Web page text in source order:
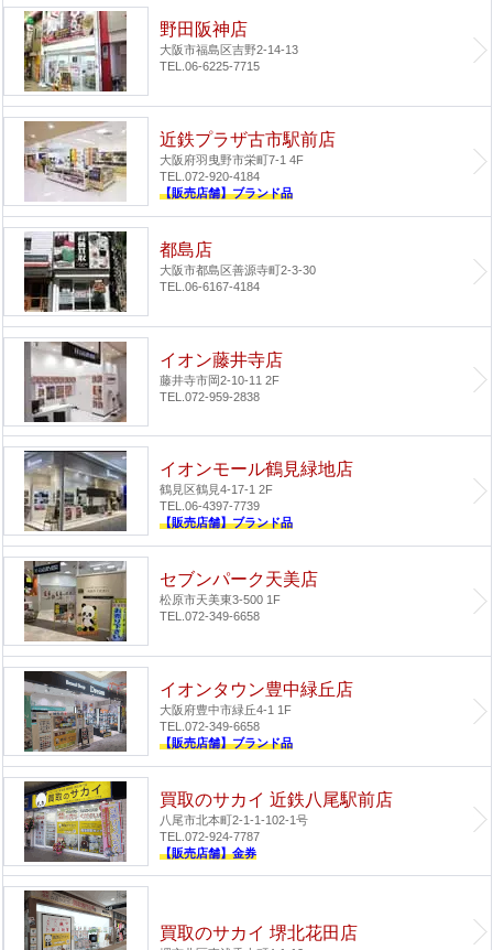
野田阪神店
大阪市福島区吉野2-14-13
TEL.06-6225-7715
近鉄プラザ古市駅前店
大阪府羽曳野市栄町7-1 4F
TEL.072-920-4184
【販売店舗】ブランド品
都島店
大阪市都島区善源寺町2-3-30
TEL.06-6167-4184
イオン藤井寺店
藤井寺市岡2-10-11 2F
TEL.072-959-2838
イオンモール鶴見緑地店
鶴見区鶴見4-17-1 2F
TEL.06-4397-7739
【販売店舗】ブランド品
セブンパーク天美店
松原市天美東3-500 1F
TEL.072-349-6658
イオンタウン豊中緑丘店
大阪府豊中市緑丘4-1 1F
TEL.072-349-6658
【販売店舗】ブランド品
買取のサカイ 近鉄八尾駅前店
八尾市北本町2-1-1-102-1号
TEL.072-924-7787
【販売店舗】金券
買取のサカイ 堺北花田店